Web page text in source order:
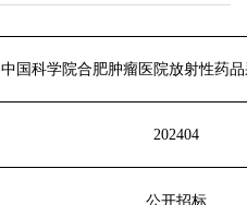
中国科学院合肥肿瘤医院放射性药
202404
公开招标